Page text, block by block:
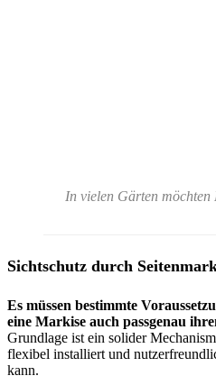
In vielen Gärten
Sichtschutz durch
Es müssen bestimmte
eine Markise auch passgenau
Grundlage ist ein solider
flexibel installiert und
kann.